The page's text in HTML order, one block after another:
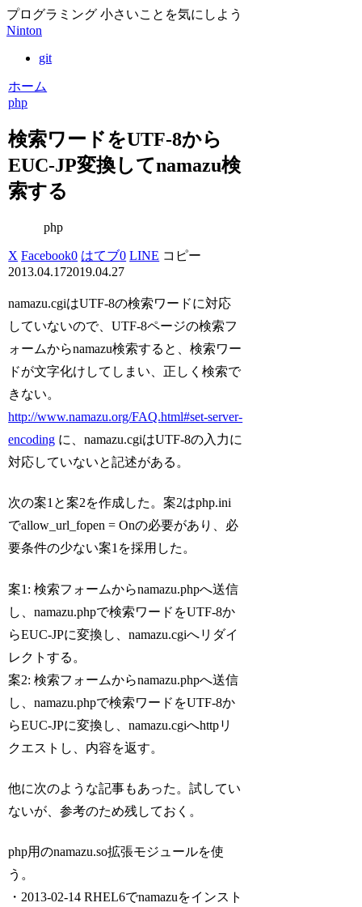
プログラミング 小さいことを気にしよう
Ninton
git
ホーム
php
検索ワードをUTF-8から
EUC-JP変換してnamazu検
索する
php
X Facebook0 はてブ0 LINE コピー
2013.04.172019.04.27
namazu.cgiはUTF-8の検索ワードに対応
していないので、UTF-8ページの検索フ
ォームからnamazu検索すると、検索ワー
ドが文字化けしてしまい、正しく検索で
きない。
http://www.namazu.org/FAQ.html#set-server-
encoding に、namazu.cgiはUTF-8の入力に
対応していないと記述がある。
次の案1と案2を作成した。案2はphp.ini
でallow_url_fopen = Onの必要があり、必
要条件の少ない案1を採用した。
案1: 検索フォームからnamazu.phpへ送信
し、namazu.phpで検索ワードをUTF-8か
らEUC-JPに変換し、namazu.cgiへリダイ
レクトする。
案2: 検索フォームからnamazu.phpへ送信
し、namazu.phpで検索ワードをUTF-8か
らEUC-JPに変換し、namazu.cgiへhttpリ
クエストし、内容を返す。
他に次のような記事もあった。試してい
ないが、参考のため残しておく。
php用のnamazu.so拡張モジュールを使
う。
・2013-02-14 RHEL6でnamazuをインスト